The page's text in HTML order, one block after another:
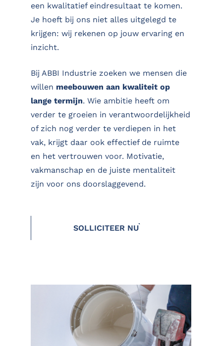
een kwalitatief eindresultaat te komen.
Je hoeft bij ons niet alles uitgelegd te
krijgen: wij rekenen op jouw ervaring en
inzicht.
Bij ABBI Industrie zoeken we mensen die
willen meebouwen aan kwaliteit op
lange termijn. Wie ambitie heeft om
verder te groeien in verantwoordelijkheid
of zich nog verder te verdiepen in het
vak, krijgt daar ook effectief de ruimte
en het vertrouwen voor. Motivatie,
vakmanschap en de juiste mentaliteit
zijn voor ons doorslaggevend.
SOLLICITEER NU